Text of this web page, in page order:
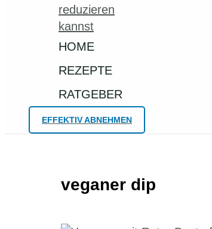
HOME
REZEPTE
RATGEBER
EFFEKTIV ABNEHMEN
veganer dip